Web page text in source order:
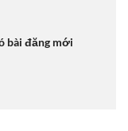
bài đăng mới